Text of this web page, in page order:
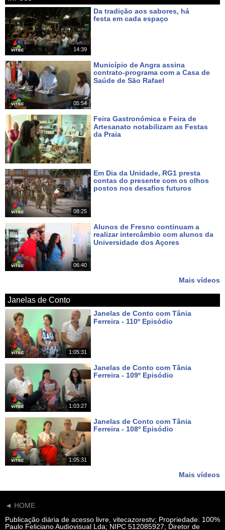
14:39
Da tradição aos sabores, há
festa em cada espaço
05:54
Município de Angra assina
contrato-programa com a Casa de
Saúde de São Rafael
Feira Gastronómica e Feira de
Artesanato notabilizam as Festas
da Praia
08:25
Em Dia da Unidade, RG1 presta
contas do presente com os olhos
postos nos desafios futuros
06:40
Alunos de Fresno continuam a
realizar intercâmbio com alunos da
Universidade dos Açores
Mais vídeos
Janelas de Conto
1:05:31
Janelas de Conto com Tânia
Ferreira - 110º Episódio
1:03:27
Janelas de Conto com Tânia
Ferreira - 109º Episódio
1:05:31
Janelas de Conto com Tânia
Ferreira - 108º Episódio
Mais vídeos
◄ HOME
Publicação diária de acesso livre, vitecazorestv; Propriedade: 100%
Paulo Feliciano Audiovisual Lda; NIPC 512085927; Diretor de